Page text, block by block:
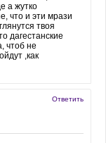
а жутко
что и эти мрази
твоя
дагестанские
чтоб не
,как
Ответить